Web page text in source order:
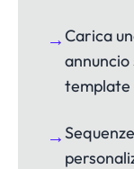
→Carica
annuncio
template
→